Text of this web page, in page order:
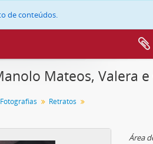
de conteúdos.
Mateos, Valera e
Fotografias
Retratos
Área